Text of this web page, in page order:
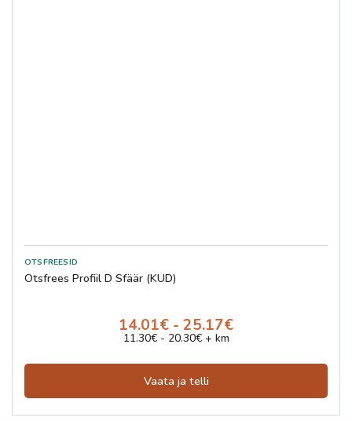
Otsfrees Profiil D Sfäär (KUD)
14.01€ - 25.17€
11.30€ - 20.30€ + km
Vaata ja telli